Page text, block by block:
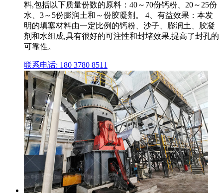
料,包括以下质量份数的原料：40～70份钙粉、20～25份
水、3～5份膨润土和～份胶凝剂。 4、有益效果：本发
明的填塞材料由一定比例的钙粉、沙子、膨润土、胶凝
剂和水组成,具有很好的可注性和封堵效果,提高了封孔的
可靠性。
联系电话: 180 3780 8511